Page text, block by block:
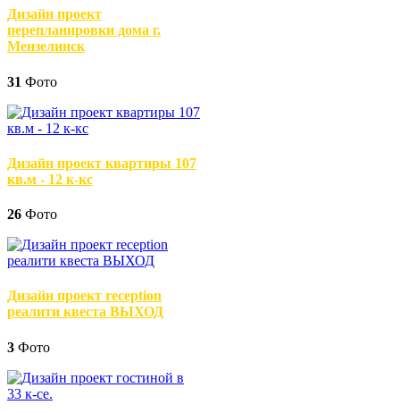
Дизайн проект
перепланировки дома г.
Мензелинск
31 Фото
Дизайн проект квартиры 107
кв.м - 12 к-кс
26 Фото
Дизайн проект reception
реалити квеста ВЫХОД
3 Фото